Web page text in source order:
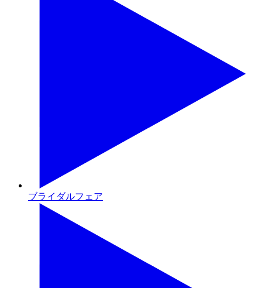
ブライダルフェア